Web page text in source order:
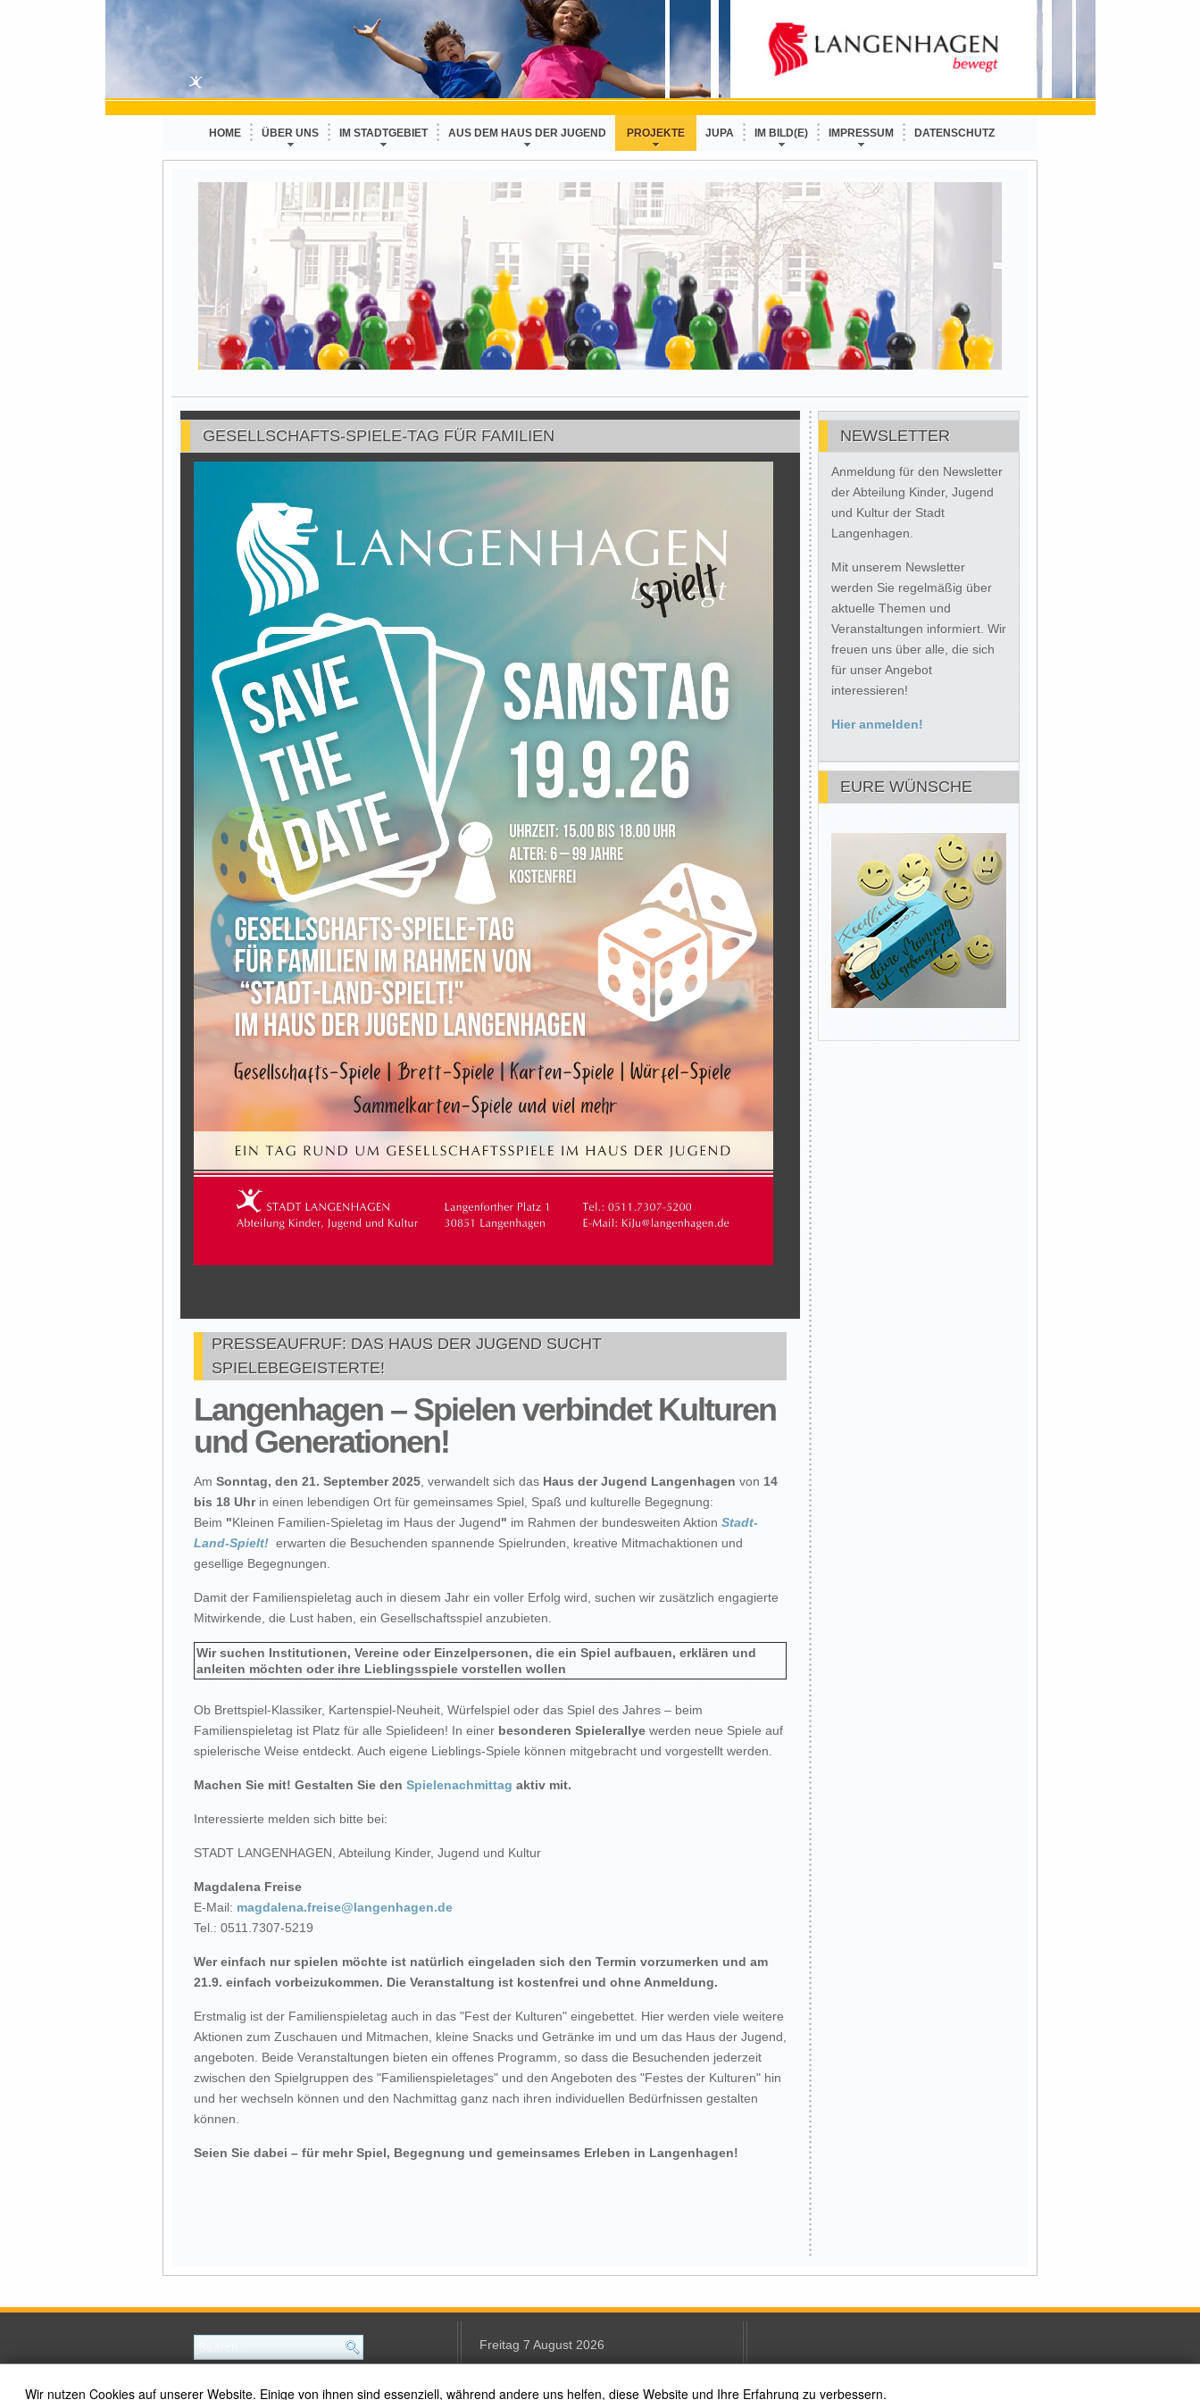
HOME ÜBER UNS IM STADTGEBIET AUS DEM HAUS DER JUGEND PROJEKTE JUPA IM BILD(E) IMPRESSUM DATENSCHUTZ
GESELLSCHAFTS-SPIELE-TAG FÜR FAMILIEN
PRESSEAUFRUF: DAS HAUS DER JUGEND SUCHT
SPIELEBEGEISTERTE!
Langenhagen – Spielen verbindet Kulturen
und Generationen!
Am Sonntag, den 21. September 2025 , verwandelt sich das Haus der Jugend Langenhagen von 14
bis 18 Uhrin einen lebendigen Ort für gemeinsames Spiel, Spaß und kulturelle Begegnung:
Beim "Kleinen Familien-Spieletag im Haus der Jugend" im Rahmen der bundesweiten Aktion Stadt-
Land-Spielt! erwarten die Besuchenden spannende Spielrunden, kreative Mitmachaktionen und
gesellige Begegnungen.
Damit der Familienspieletag auch in diesem Jahr ein voller Erfolg wird, suchen wir zusätzlich engagierte
Mitwirkende, die Lust haben, ein Gesellschaftsspiel anzubieten.
Wir suchen Institutionen, Vereine oder Einzelpersonen, die ein Spiel aufbauen, erklären und
anleiten möchten oder ihre Lieblingsspiele vorstellen wollen
Ob Brettspiel-Klassiker, Kartenspiel-Neuheit, Würfelspiel oder das Spiel des Jahres – beim
Familienspieletag ist Platz für alle Spielideen! In einer besonderen Spielerallye werden neue Spiele auf
spielerische Weise entdeckt. Auch eigene Lieblings-Spiele können mitgebracht und vorgestellt werden.
Machen Sie mit! Gestalten Sie den Spielenachmittag aktiv mit.
Interessierte melden sich bitte bei:
STADT LANGENHAGEN, Abteilung Kinder, Jugend und Kultur
Magdalena Freise
E-Mail: magdalena.freise@langenhagen.de
Tel.: 0511.7307-5219
Wer einfach nur spielen möchte ist natürlich eingeladen sich den Termin vorzumerken und am
21.9. einfach vorbeizukommen. Die Veranstaltung ist kostenfrei und ohne Anmeldung.
Erstmalig ist der Familienspieletag auch in das "Fest der Kulturen" eingebettet. Hier werden viele weitere
Aktionen zum Zuschauen und Mitmachen, kleine Snacks und Getränke im und um das Haus der Jugend,
angeboten. Beide Veranstaltungen bieten ein offenes Programm, so dass die Besuchenden jederzeit
zwischen den Spielgruppen des "Familienspieletages" und den Angeboten des "Festes der Kulturen" hin
und her wechseln können und den Nachmittag ganz nach ihren individuellen Bedürfnissen gestalten
können.
Seien Sie dabei – für mehr Spiel, Begegnung und gemeinsames Erleben in Langenhagen!
NEWSLETTER
Anmeldung für den Newsletter
der Abteilung Kinder, Jugend
und Kultur der Stadt
Langenhagen.
Mit unserem Newsletter
werden Sie regelmäßig über
aktuelle Themen und
Veranstaltungen informiert. Wir
freuen uns über alle, die sich
für unser Angebot
interessieren!
Hier anmelden!
EURE WÜNSCHE
Freitag 7 August 2026
Text Size
Wir nutzen Cookies auf unserer Website. Einige von ihnen sind essenziell, während andere uns helfen, diese Website und Ihre Erfahrung zu verbessern.